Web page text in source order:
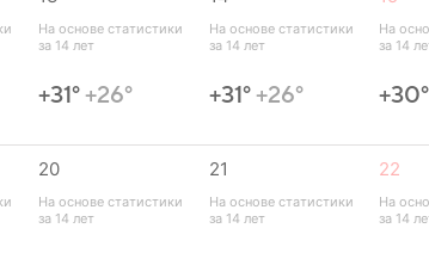
На основе статистики
за 14 лет
+31°+26°
На основе статистики
за 14 лет
+31°+26°
На
за 14
20
На основе статистики
за 14 лет
21
На основе статистики
за 14 лет
22
На
за 14